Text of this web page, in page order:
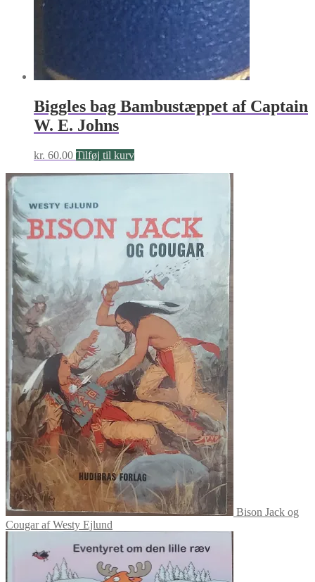
Biggles bag Bambustæppet af Captain
W. E. Johns
kr. 60.00 Tilføj til kurv
Bison Jack og
Cougar af Westy Ejlund